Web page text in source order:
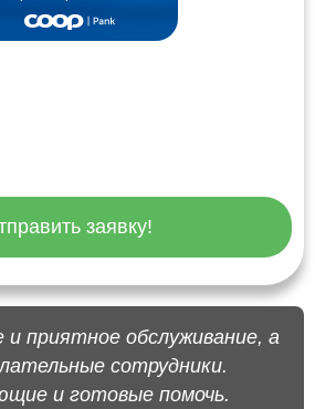
заявку!
и приятное обслуживание, а
сотрудники.
и готовые помочь.